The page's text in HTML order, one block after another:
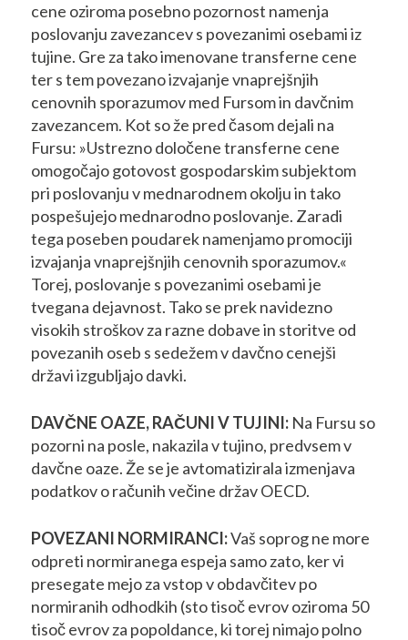
cene oziroma posebno pozornost namenja
poslovanju zavezancev s povezanimi osebami iz
tujine. Gre za tako imenovane transferne cene
ter s tem povezano izvajanje vnaprejšnjih
cenovnih sporazumov med Fursom in davčnim
zavezancem. Kot so že pred časom dejali na
Fursu: »Ustrezno določene transferne cene
omogočajo gotovost gospodarskim subjektom
pri poslovanju v mednarodnem okolju in tako
pospešujejo mednarodno poslovanje. Zaradi
tega poseben poudarek namenjamo promociji
izvajanja vnaprejšnjih cenovnih sporazumov.«
Torej, poslovanje s povezanimi osebami je
tvegana dejavnost. Tako se prek navidezno
visokih stroškov za razne dobave in storitve od
povezanih oseb s sedežem v davčno cenejši
državi izgubljajo davki.
DAVČNE OAZE, RAČUNI V TUJINI: Na Fursu so
pozorni na posle, nakazila v tujino, predvsem v
davčne oaze. Že se je avtomatizirala izmenjava
podatkov o računih večine držav OECD.
POVEZANI NORMIRANCI:Vaš soprog ne more
odpreti normiranega espeja samo zato, ker vi
presegate mejo za vstop v obdavčitev po
normiranih odhodkih (sto tisoč evrov oziroma 50
tisoč evrov za popoldance, ki torej nimajo polno